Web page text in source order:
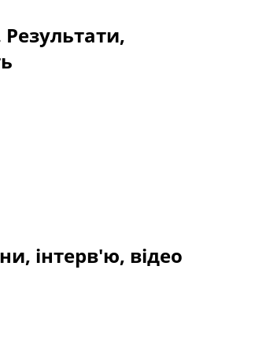
Результати,
інтерв'ю, відео